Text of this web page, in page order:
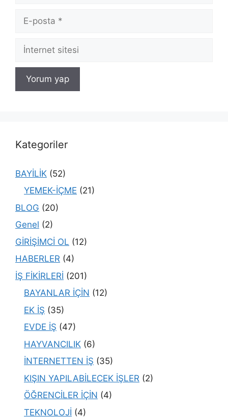
posta
İnternet
sitesi
Kategoriler
BAYİLİK (52)
YEMEK-İÇME (21)
BLOG (20)
Genel (2)
GİRİŞİMCİ OL (12)
HABERLER (4)
İŞ FİKİRLERİ (201)
BAYANLAR İÇİN (12)
EK İŞ (35)
EVDE İŞ (47)
HAYVANCILIK (6)
İNTERNETTEN İŞ (35)
KIŞIN YAPILABİLECEK İŞLER (2)
ÖĞRENCİLER İÇİN (4)
TEKNOLOJİ (4)